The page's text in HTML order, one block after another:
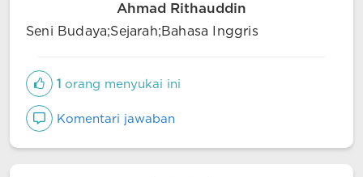
Ahmad Rithauddin
Seni Budaya;Sejarah;Bahasa Inggris
1 orang menyukai ini
Komentari jawaban